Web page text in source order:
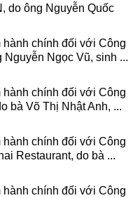
do ông Nguyễn Quốc
chính đối với Công
Ngọc Vũ, sinh ...
chính đối với Công
bà Võ Thị Nhật Anh, ...
chính đối với Công
Restaurant, do bà ...
chính đối với Công